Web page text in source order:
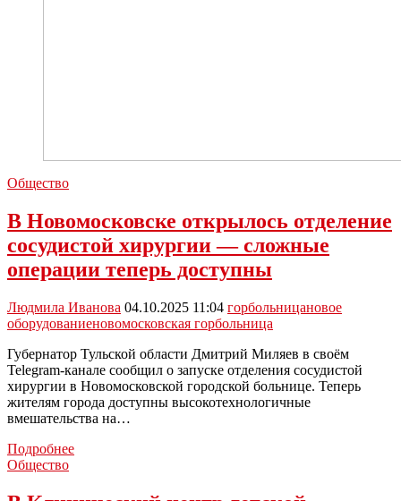
Общество
В Новомосковске открылось отделение
сосудистой хирургии — сложные
операции теперь доступны
Людмила Иванова 04.10.2025 11:04 горбольницановое
оборудованиеновомосковская горбольница
Губернатор Тульской области Дмитрий Миляев в своём
Telegram-канале сообщил о запуске отделения сосудистой
хирургии в Новомосковской городской больнице. Теперь
жителям города доступны высокотехнологичные
вмешательства на…
ПодробнееВ
Общество